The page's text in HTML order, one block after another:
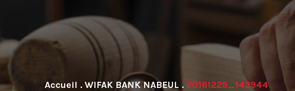
. WIFAK BANK NABEUL . 20161229_143944